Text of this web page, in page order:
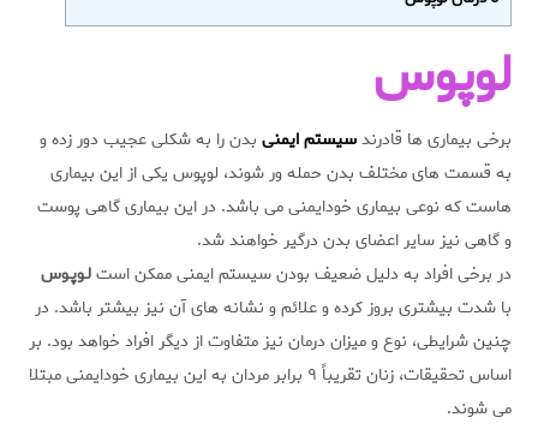
لوپوس
برخی بیماری ها قادرندسیستم ایمنی بدن را به شکلی عجیب دور زده و
به قسمت های مختلف بدن حمله ور شوند، لوپوس یکی از این بیماری
هاست که نوعی بیماری خودایمنی می باشد. در این بیماری گاهی پوست
و گاهی نیز سایر اعضای بدن درگیر خواهند شد.
در برخی افراد به دلیل ضعیف بودن سیستم ایمنی ممکن استلـوپـوس
با شدت بیشتری بروز کرده و علائم و نشانه های آن نیز بیشتر باشد. در
چنین شرایطی، نوع و میزان درمان نیز متفاوت از دیگر افراد خواهد بود. بر
اساس تحقیقات، زنان تقریباً ۹ برابر مردان به این بیماری خودایمنی مبتلا
می شوند.